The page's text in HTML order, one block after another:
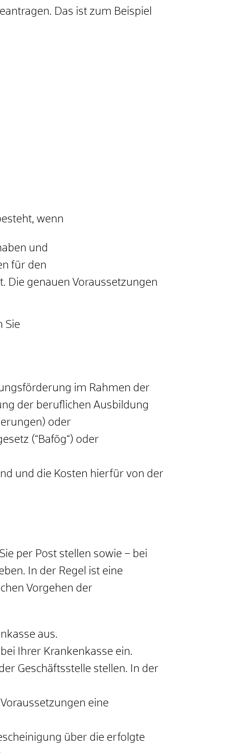
Das ist zum Beispiel
wenn
und
für den
Die genauen Voraussetzungen
Sie
im Rahmen der
der beruflichen Ausbildung
oder
(“Bafög“) oder
und die Kosten hierfür von der
per Post stellen sowie – bei
In der Regel ist eine
Vorgehen der
aus.
Ihrer Krankenkasse ein.
Geschäftsstelle stellen. In der
eine
über die erfolgte